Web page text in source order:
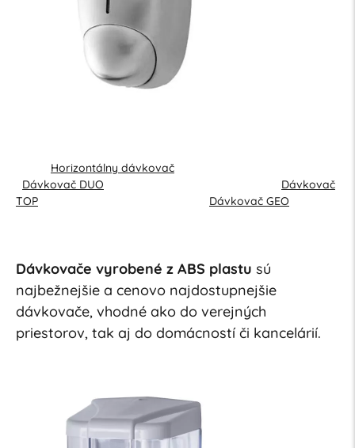
Horizontálny dávkovač
Dávkovač DUO
Dávkovač
TOP
Dávkovač GEO
Dávkovače vyrobené z ABS plastu sú
najbežnejšie a cenovo najdostupnejšie
dávkovače, vhodné ako do verejných
priestorov, tak aj do domácností či kancelárií.